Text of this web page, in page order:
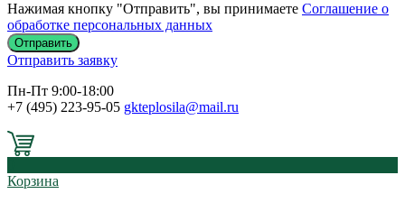
Нажимая кнопку "Отправить", вы принимаете Соглашение о
обработке персональных данных
Отправить заявку
Пн-Пт 9:00-18:00
+7 (495) 223-95-05 gkteplosila@mail.ru
Корзина